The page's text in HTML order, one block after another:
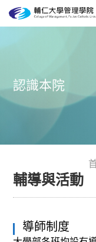
認識本院
輔導與活動
導師制度